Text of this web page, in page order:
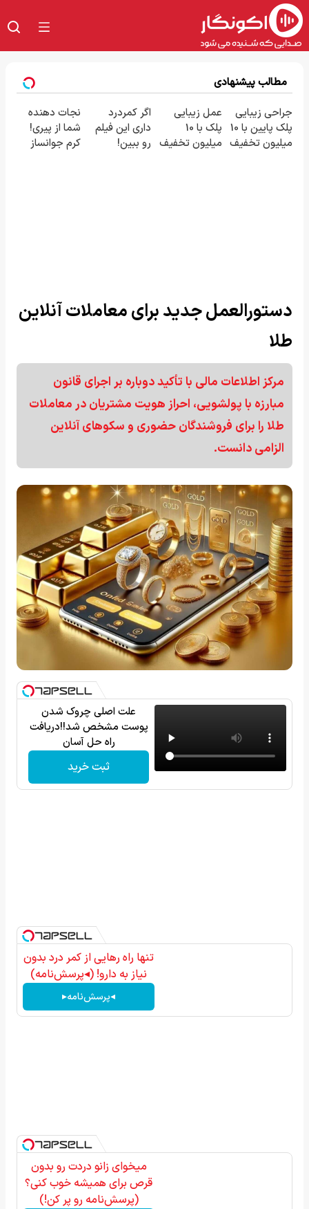
مطالب پیشنهادی
جراحی زیبایی
پلک پایین با 10
میلیون تخفیف
عمل زیبایی
پلک با 10
میلیون تخفیف
اگر کمردرد
داری این فیلم
رو ببین!
نجات دهنده
شما از پیری!
کرم جوانساز
دستورالعمل جدید برای معاملات آنلاین
طلا
مرکز اطلاعات مالی با تأکید دوباره بر اجرای قانون
مبارزه با پولشویی، احراز هویت مشتریان در معاملات
طلا را برای فروشندگان حضوری و سکوهای آنلاین
الزامی دانست.
علت اصلی چروک شدن
پوست مشخص شد!!دریافت
راه حل آسان
ثبت خرید
تنها راه رهایی از کمر درد بدون
نیاز به دارو! (◂پرسش‌نامه)
◂پرسش‌نامه▸
میخوای زانو دردت رو بدون
قرص برای همیشه خوب کنی؟
(پرسش‌نامه رو پر کن!)